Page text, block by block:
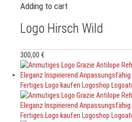
Adding to cart
Logo Hirsch Wild
300,00 €